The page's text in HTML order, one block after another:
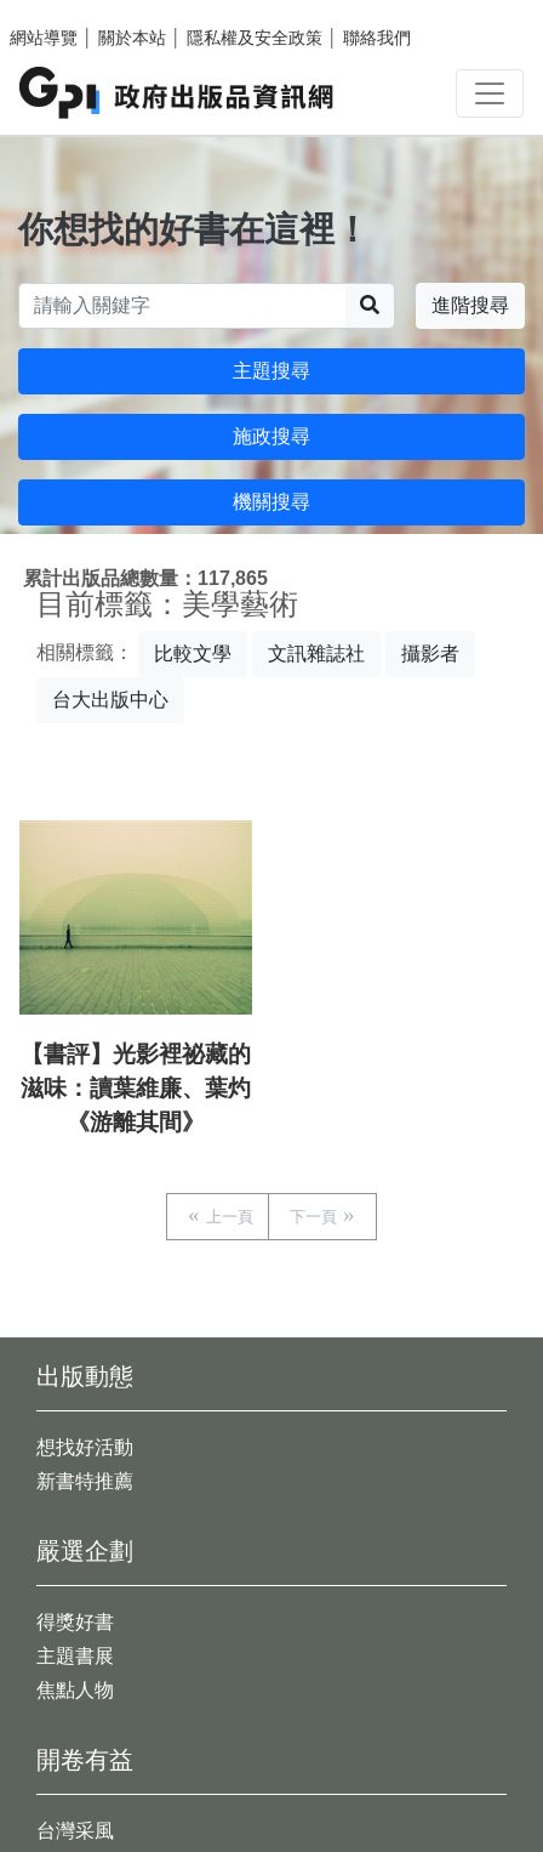
網站導覽
關於本站 隱私權及安全政策 聯絡我們
你想找的好書在這裡！
進階搜尋
主題搜尋
施政搜尋
機關搜尋
累計出版品總數量：117,865
目前標籤：美學藝術
相關標籤： 比較文學 文訊雜誌社 攝影者
台大出版中心
【書評】光影裡祕藏的
滋味：讀葉維廉、葉灼
《游離其間》
上一頁 下一頁
出版動態
想找好活動
新書特推薦
開卷有益
台灣采風
嚴選企劃
得獎好書
主題書展
焦點人物